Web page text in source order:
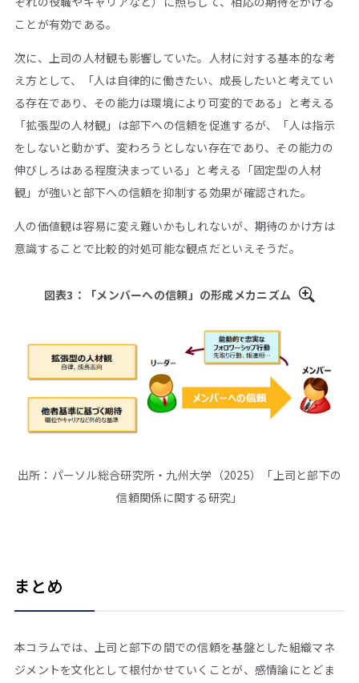
ことが有効である。
次に、上司の人材観も影響していた。人材に対する基本的な考
え方として、「人は自律的に働きたい、成長したいと考えてい
る存在であり、その能力は環境により可変的である」と考える
「拡張型の人材観」は部下への信頼を促進するが、「人は指示
をしないと動かず、変わろうとしない存在であり、その能力の
伸びしろはある程度決まっている」と考える「固定型の人材
観」が強いと部下への信頼を抑制する効果が確認された。
人の価値観は容易に変え難いかもしれないが、期待のかけ方は
意識することで比較的対処可能な観点だといえそうだ。
図表3：「メンバーへの信頼」の形成メカニズム
出所：パーソル総合研究所・九州大学（2025）「上司と部下の
信頼関係に関する研究」
まとめ
本コラムでは、上司と部下の間での信頼を基盤とした組織マネ
ジメントを文化として根付かせていくことが、感情論にとどま